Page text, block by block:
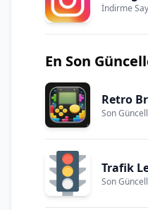
İndirme
En Son
Retro
Son
Trafik
Son